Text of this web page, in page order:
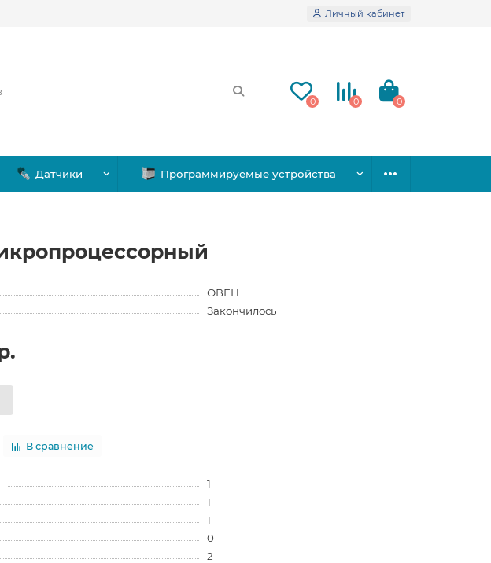
Личный кабинет
0 0 0
Датчики Программируемые устройства
ОВЕН
Закончилось
В сравнение
1
1
1
0
2